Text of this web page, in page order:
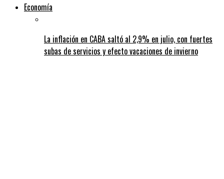
Economía
La inflación en CABA saltó al 2,9% en julio, con fuertes
subas de servicios y efecto vacaciones de invierno